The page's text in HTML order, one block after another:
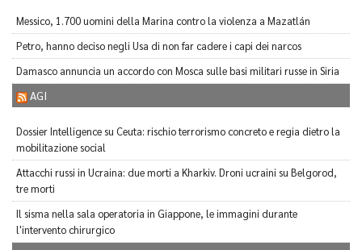
Messico, 1.700 uomini della Marina contro la violenza a Mazatlán
Petro, hanno deciso negli Usa di non far cadere i capi dei narcos
Damasco annuncia un accordo con Mosca sulle basi militari russe in Siria
AGI
Dossier Intelligence su Ceuta: rischio terrorismo concreto e regia dietro la
mobilitazione social
Attacchi russi in Ucraina: due morti a Kharkiv. Droni ucraini su Belgorod,
tre morti
Il sisma nella sala operatoria in Giappone, le immagini durante
l'intervento chirurgico